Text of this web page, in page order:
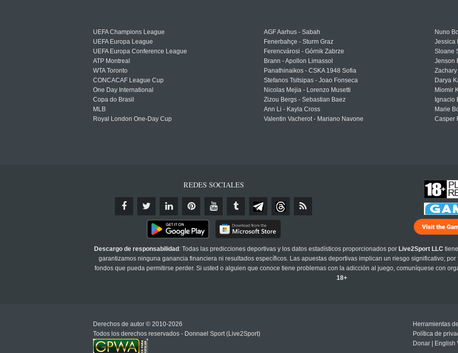
UEFA Champions League
UEFA Europa League
UEFA Europa Conference League
ATP Montreal
WTA Toronto
CONCACAF League Cup
One Day International
Copa do Brasil
MLB
Royal London One-Day Cup
AGF Aarhus - Sabah
Fenerbahçe - Sturm Graz
Ferencvárosi - Górnik Zabrze
Brann - Apollon Limassol
Panathinaikos - CSKA 1948 Sofia
Stefanos Tsitsipas - Joao Fonseca
Nicolas Mejia - Lorenzo Musetti
Zizou Bergs - Sebastian Baez
Ann Li - Kayla Cross
Valentin Vacherot - Mariano Navone
Nuno
Jessica
Sloane
Jenson
Darya
Miomir
Ignacio
Marie
Casper
REDES SOCIALES
Descargo de responsabilidad : Todas las predicciones deportivas y los datos estadísticos proporcionados por Live2Sport LLC
garantizamos ninguna ganancia financiera ni resultados específicos. Las apuestas deportivas implican un riesgo significativo;
fondos que pueda permitirse perder. Si usted o alguien que conoce tiene problemas con la adicción al juego, comuníquese con
18+
Derechos de autor © 2010-2026
Todos los derechos reservados - Donnael Sport (Live2Sport)
Herramientas
Política de
Donar
English